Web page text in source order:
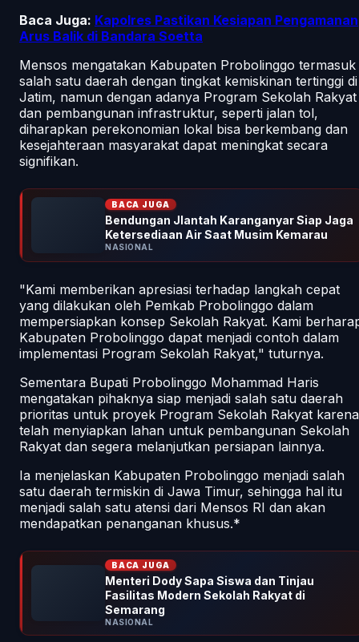
Baca Juga: Kapolres Pastikan Kesiapan Pengamanan
Arus Balik di Bandara Soetta
Mensos mengatakan Kabupaten Probolinggo termasuk
salah satu daerah dengan tingkat kemiskinan tertinggi di
Jatim, namun dengan adanya Program Sekolah Rakyat
dan pembangunan infrastruktur, seperti jalan tol,
diharapkan perekonomian lokal bisa berkembang dan
kesejahteraan masyarakat dapat meningkat secara
signifikan.
BACA JUGA
Bendungan Jlantah Karanganyar Siap Jaga
Ketersediaan Air Saat Musim Kemarau
NASIONAL
"Kami memberikan apresiasi terhadap langkah cepat
yang dilakukan oleh Pemkab Probolinggo dalam
mempersiapkan konsep Sekolah Rakyat. Kami
Kabupaten Probolinggo dapat menjadi contoh dalam
implementasi Program Sekolah Rakyat," tuturnya.
Sementara Bupati Probolinggo Mohammad Haris
mengatakan pihaknya siap menjadi salah satu daerah
prioritas untuk proyek Program Sekolah Rakyat karena
telah menyiapkan lahan untuk pembangunan Sekolah
Rakyat dan segera melanjutkan persiapan lainnya.
Ia menjelaskan Kabupaten Probolinggo menjadi salah
satu daerah termiskin di Jawa Timur, sehingga hal itu
menjadi salah satu atensi dari Mensos RI dan akan
mendapatkan penanganan khusus.*
BACA JUGA
Menteri Dody Sapa Siswa dan Tinjau
Fasilitas Modern Sekolah Rakyat di
Semarang
NASIONAL